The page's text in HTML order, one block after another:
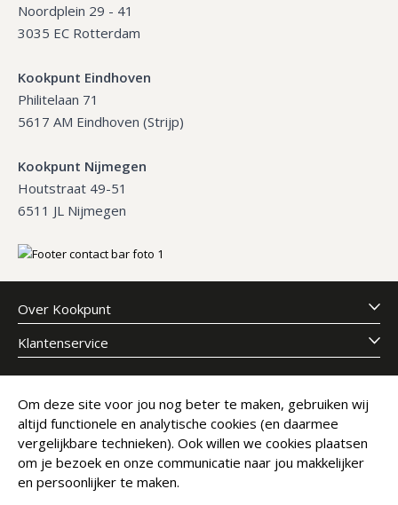
Noordplein 29 - 41
3035 EC Rotterdam
Kookpunt Eindhoven
Philitelaan 71
5617 AM Eindhoven (Strijp)
Kookpunt Nijmegen
Houtstraat 49-51
6511 JL Nijmegen
Over Kookpunt
Klantenservice
Meld je aan voor onze nieuwsbrief
E-mailadres
Abonneer
Om deze site voor jou nog beter te maken, gebruiken wij
altijd functionele en analytische cookies (en daarmee
vergelijkbare technieken). Ook willen we cookies plaatsen
om je bezoek en onze communicatie naar jou makkelijker
en persoonlijker te maken.